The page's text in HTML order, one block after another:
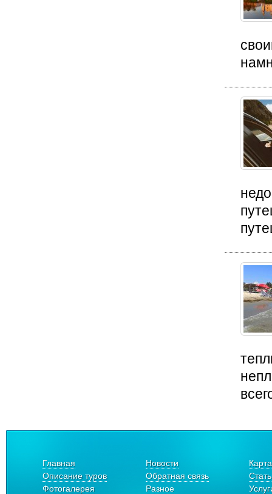
Главная Новости
Описание туров
Обратная связь
Фотогалерея
Разное